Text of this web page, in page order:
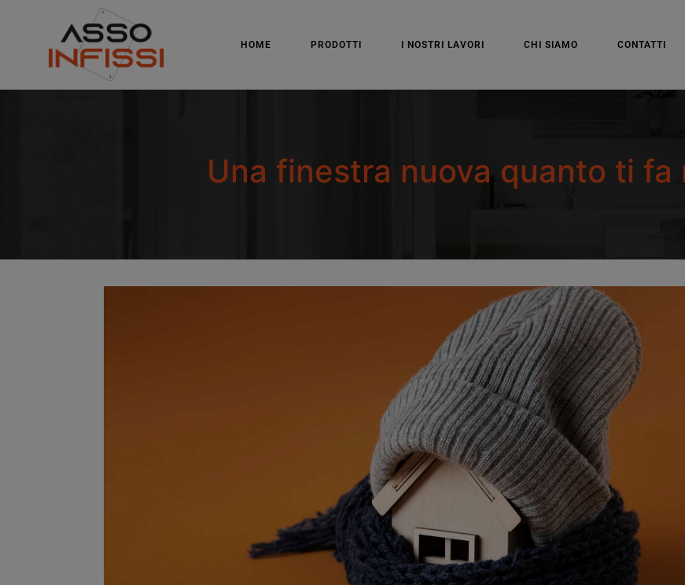
HOME PRODOTTI I NOSTRI LAVORI CHI SIAMO CONTATTI
Una finestra nuova quanto ti fa